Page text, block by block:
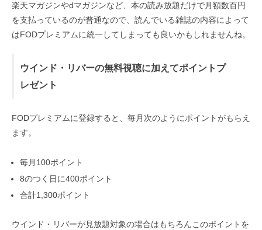
楽天マガジンやdマガジンなど、本の読み放題だけで月額数百円
を支払っているのが普通なので、読んでいる雑誌の内容によって
はFODプレミアムに統一してしまっても良いかもしれませんね。
ウインド・リバーの無料視聴に加えてポイントプ
レゼント
FODプレミアムに登録すると、毎月次のようにポイントがもらえ
ます。
毎月100ポイント
8のつく日に400ポイント
合計1,300ポイント
ウインド・リバーが見放題対象の場合はもちろんこのポイントを